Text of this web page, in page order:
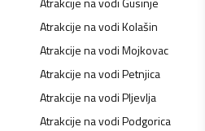
Atrakcije na vodiKolašin
Atrakcije na vodiMojkovac
Atrakcije na vodiPetnjica
Atrakcije na vodiPljevlja
Atrakcije na vodiPodgorica